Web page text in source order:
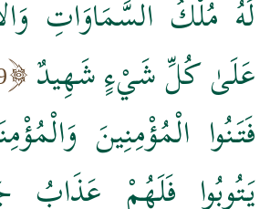
لَهُ مُلْكُ السَّمَاوَاتِ
عَلَىٰ كُلِّ شَيْءٍ شَهِيدٌ
فَتَنُوا الْمُؤْمِنِينَ
يَتُوبُوا فَلَهُمْ عَذَابُ